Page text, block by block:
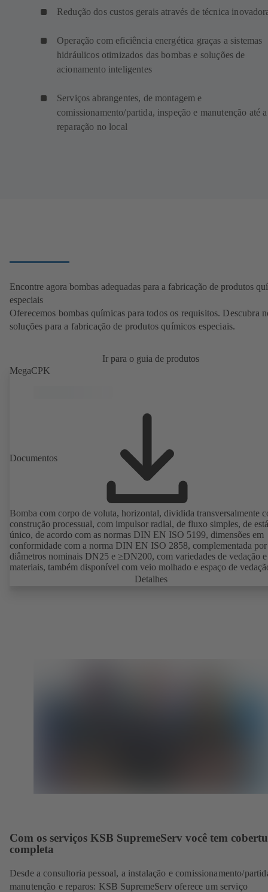
Redução dos custos gerais através de técnica
Operação com eficiência energética graças a sistemas
hidráulicos otimizados das bombas e soluções de
acionamento inteligentes
Serviços abrangentes, de montagem e
comissionamento/partida, inspeção e manutenção até a
reparação no local
Encontre agora bombas adequadas para a fabricação de produtos
especiais
Oferecemos bombas químicas para todos os requisitos. Descubra
soluções para a fabricação de produtos químicos especiais.
Ir para o guia de produtos
MegaCPK
Documentos
Bomba com corpo de voluta, horizontal, dividida transversalmente
construção processual, com impulsor radial, de fluxo simples, de
único, de acordo com as normas DIN EN ISO 5199, dimensões em
conformidade com a norma DIN EN ISO 2858, complementada por
diâmetros nominais DN25 e ≥DN200, com variedades de vedação e
materiais, também disponível com veio molhado e espaço de
cónica. Versão com protecção antideflagrante disponível.
Detalhes
Com os serviços KSB SupremeServ você tem
completa
Desde a consultoria pessoal, a instalação e comissionamento/
manutenção e reparos: KSB SupremeServ oferece um serviço